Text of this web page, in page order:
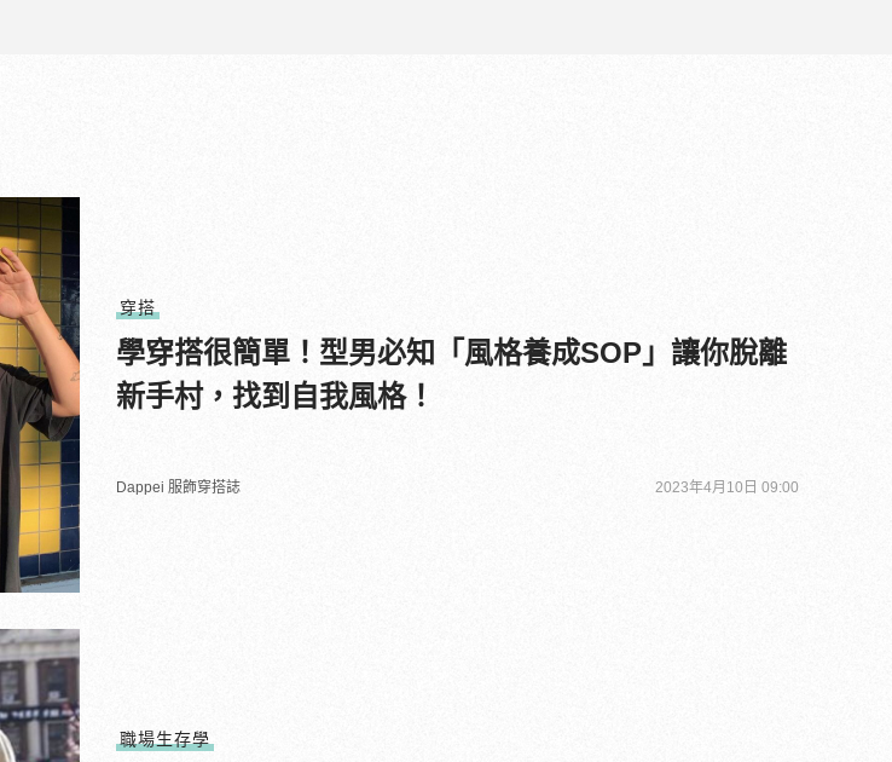
穿搭
學穿搭很簡單！型男必知「風格養成SOP」讓你脫離
新手村，找到自我風格！
Dappei 服飾穿搭誌 2023年4月10日 09:00
職場生存學